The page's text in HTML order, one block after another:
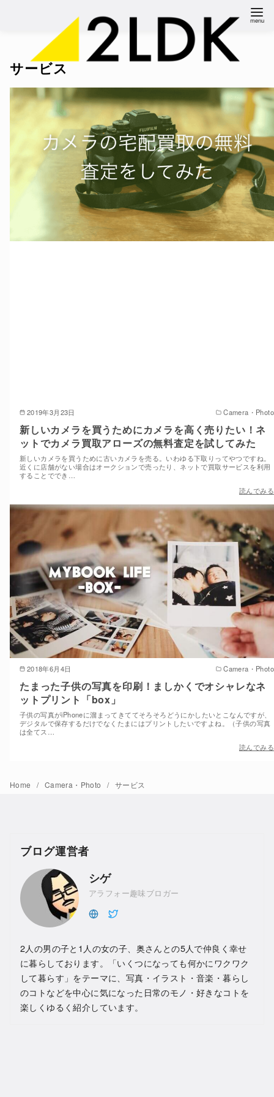
サービス
2019年3月23日 Camera・Photo
新しいカメラを買うためにカメラを高く売りたい！ネ
ットでカメラ買取アローズの無料査定を試してみた
新しいカメラを買うために古いカメラを売る。いわゆる下取りってやつですね。
近くに店舗がない場合はオークションで売ったり、ネットで買取サービスを利用
することででき…
読んでみる
2018年6月4日 Camera・Photo
たまった子供の写真を印刷！ましかくでオシャレなネ
ットプリント「box」
子供の写真がiPhoneに溜まってきててそろそろどうにかしたいとこなんですが、
デジタルで保存するだけでなくたまにはプリントしたいですよね。（子供の写真
は全てス…
読んでみる
Home Camera・Photo サービス
ブログ運営者
シゲ
アラフォー趣味ブロガー
2人の男の子と1人の女の子、奥さんとの5人で仲良く幸せ
に暮らしております。「いくつになっても何かにワクワク
して暮らす」をテーマに、写真・イラスト・音楽・暮らし
のコトなどを中心に気になった日常のモノ・好きなコトを
楽しくゆるく紹介しています。